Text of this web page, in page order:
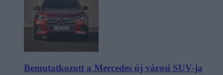
Bemutatkozott a Mercedes új városi SUV-ja